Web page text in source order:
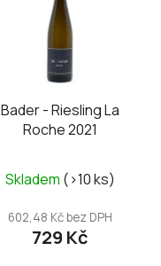
Bader - Riesling La
Roche 2021
Skladem (>10 ks)
602,48 Kč bez DPH
729 Kč